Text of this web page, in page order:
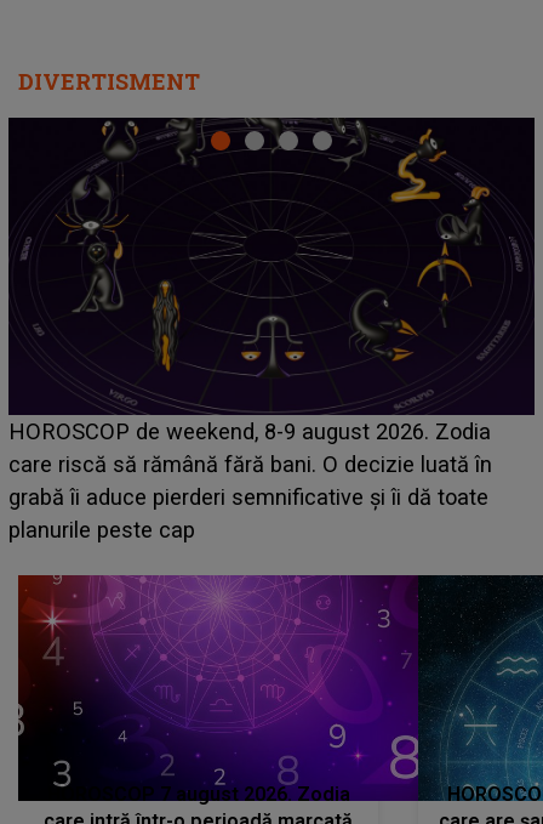
DIVERTISMENT
Emanuel a ținut ACEST DETALIU ASCUNS până
acum! În fața Alexandrei, concurentul din Casa Iubirii
face o MĂRTURISIRE NEAȘTEPTATĂ despre mama
sa: "I-am spus și ei în față, eu nu te iubesc pentru
HOROSCOP 7 august 2026. Zodia